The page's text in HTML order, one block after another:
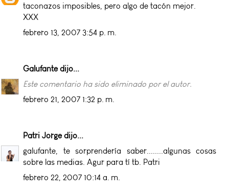
taconazos imposibles, pero algo de tacón mejor.
XXX
febrero 13, 2007 3:54 p. m.
Galufantedijo...
Este comentario ha sido eliminado por el autor.
febrero 21, 2007 1:32 p. m.
Patri Jorgedijo...
galufante, te sorprendería saber........algunas cosas
sobre las medias. Agur para tí tb. Patri
febrero 22, 2007 10:14 a. m.